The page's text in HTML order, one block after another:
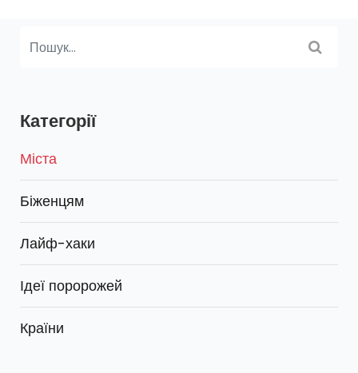
Категорії
Міста
Біженцям
Лайф-хаки
Ідеї поророжей
Країни